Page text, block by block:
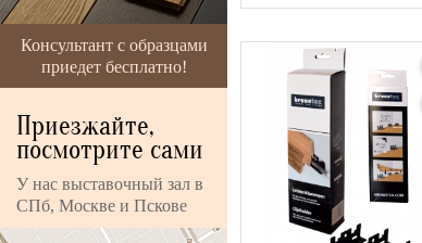
Консультант с образцами
приедет бесплатно!
Приезжайте,
посмотрите сами
У нас выставочный зал в
СПб, Москве и Пскове